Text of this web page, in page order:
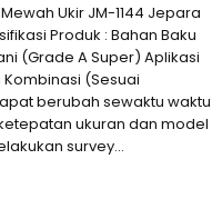
Ukir JM-1144 Jepara
Produk : Bahan Baku
(Grade A Super) Aplikasi
(Sesuai
berubah sewaktu waktu
ukuran dan model
survey…